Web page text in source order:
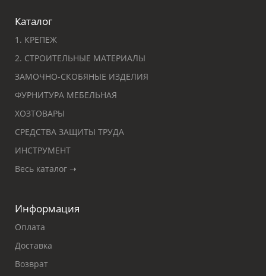
Каталог
1. КРЕПЕЖ
2. СТРОИТЕЛЬНЫЕ МАТЕРИАЛЫ
ЗАМОЧНО-СКОБЯНЫЕ ИЗДЕЛИЯ
ФУРНИТУРА МЕБЕЛЬНАЯ
ХОЗТОВАРЫ
СРЕДСТВА ЗАЩИТЫ ТРУДА
ИНСТРУМЕНТ
Весь каталог ➝
Информация
Оплата
Доставка
Возврат